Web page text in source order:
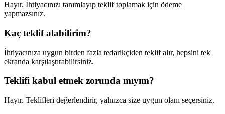
Hayır. İhtiyacınızı tanımlayıp teklif toplamak için ödeme
yapmazsınız.
Kaç teklif alabilirim?
İhtiyacınıza uygun birden fazla tedarikçiden teklif alır, hepsini tek
ekranda karşılaştırabilirsiniz.
Teklifi kabul etmek zorunda mıyım?
Hayır. Teklifleri değerlendirir, yalnızca size uygun olanı seçersiniz.